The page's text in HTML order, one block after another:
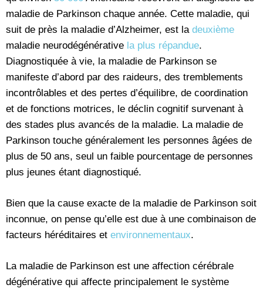
maladie de Parkinson chaque année. Cette maladie, qui
suit de près la maladie d’Alzheimer, est la deuxième
maladie neurodégénérative la plus répandue.
Diagnostiquée à vie, la maladie de Parkinson se
manifeste d’abord par des raideurs, des tremblements
incontrôlables et des pertes d’équilibre, de coordination
et de fonctions motrices, le déclin cognitif survenant à
des stades plus avancés de la maladie. La maladie de
Parkinson touche généralement les personnes âgées de
plus de 50 ans, seul un faible pourcentage de personnes
plus jeunes étant diagnostiqué.
Bien que la cause exacte de la maladie de Parkinson soit
inconnue, on pense qu’elle est due à une combinaison de
facteurs héréditaires et environnementaux.
La maladie de Parkinson est une affection cérébrale
dégénérative qui affecte principalement le système